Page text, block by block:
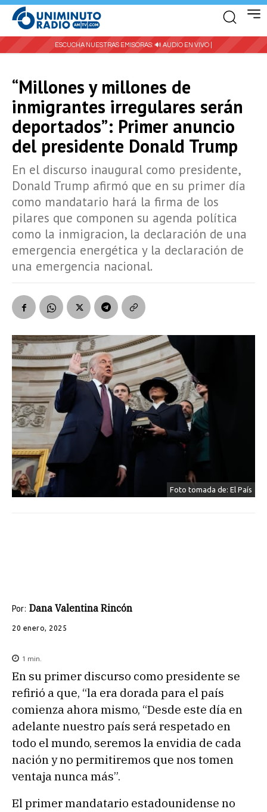
ESCUCHA NUESTRAS EMISORAS: 🔊 AUDIO EN VIVO |
“Millones y millones de
inmigrantes irregulares serán
deportados”: Primer anuncio
del presidente Donald Trump
En el discurso inaugural como presidente,
Donald Trump afirmó que en su primer día
como mandatario hará la firma de los
pilares que componen su agenda política
como la inmigracion, la declaración de una
emergencia energética y la declaración de
una emergencia nacional.
Foto tomada de: El País
Por: Dana Valentina Rincón
20 enero, 2025
1 min.
En su primer discurso como presidente se
refirió a que, “la era dorada para el país
comienza ahora mismo, “Desde este día en
adelante nuestro país será respetado en
todo el mundo, seremos la envidia de cada
nación y no permitiremos que nos tomen
ventaja nunca más”.
El primer mandatario estadounidense no